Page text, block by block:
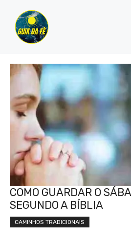
para
conteúdo
COMO GUARDAR O
SEGUNDO A BÍBLIA
CAMINHOS TRADICIONAIS